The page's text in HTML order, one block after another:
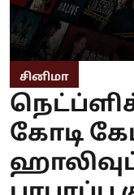
சினிமா
கோடி